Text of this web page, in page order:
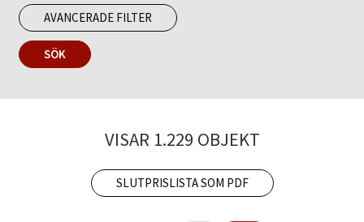
AVANCERADE FILTER
SÖK
VISAR 1.229 OBJEKT
SLUTPRISLISTA SOM PDF